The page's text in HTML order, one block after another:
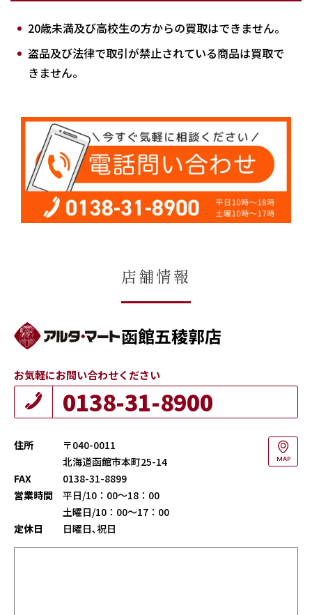
20歳未満及び高校生の方からの買取はできません。
盗品及び法律で取引が禁止されている商品は買取で
きません。
店舗情報
函館五稜郭店
お気軽にお問い合わせください
0138-31-8900
住所
〒040-0011
北海道函館市本町25-14
MAP
FAX
0138-31-8899
営業時間
平日/10：00～18：00
土曜日/10：00～17：00
定休日
日曜日､祝日